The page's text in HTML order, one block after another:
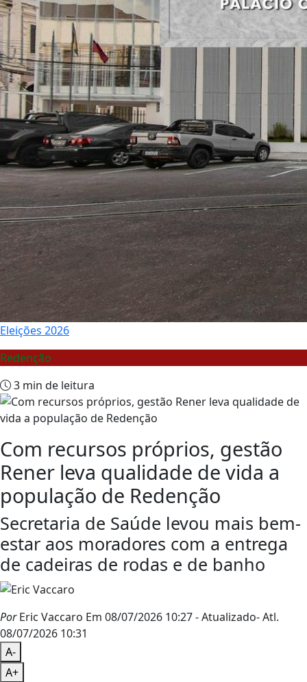
Eleições 2026
Redenção
3 min de leitura
Com recursos próprios, gestão
Rener leva qualidade de vida a
população de Redenção
Secretaria de Saúde levou mais bem-
estar aos moradores com a entrega
de cadeiras de rodas e de banho
PorEric Vaccaro Em 08/07/2026 10:27- Atualizado- Atl.
08/07/2026 10:31
A-
A+